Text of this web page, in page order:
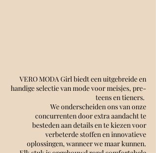
VERO MODA Girl biedt een uitgebreide en
handige selectie van mode voor meisjes, pre-
teens en tieners.
We onderscheiden ons van onze
concurrenten door extra aandacht te
besteden aan details en te kiezen voor
verbeterde stoffen en innovatieve
oplossingen, wanneer we maar kunnen.